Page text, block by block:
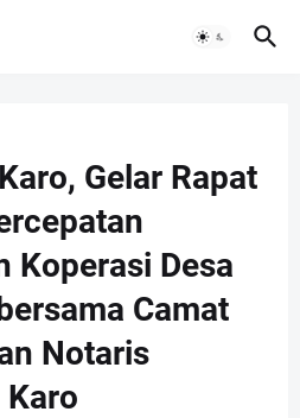
Gelar Rapat
Koperasi Desa
Camat
Notaris